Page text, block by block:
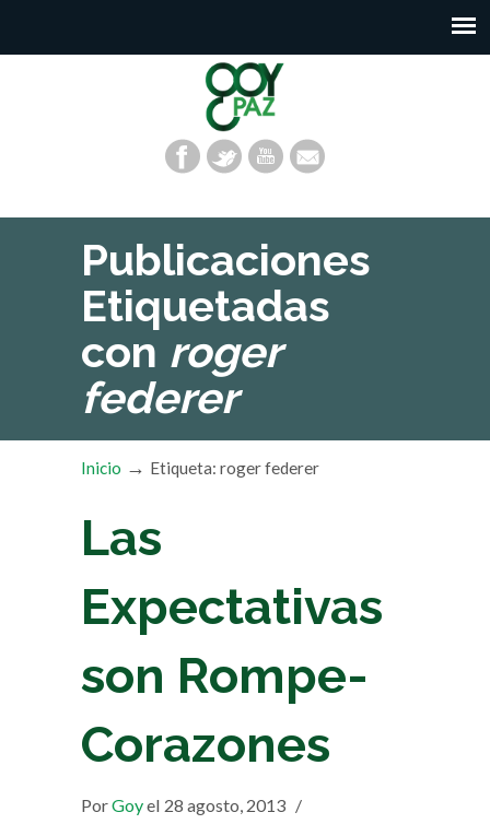
Publicaciones
Etiquetadas
con roger
federer
Inicio → Etiqueta: roger federer
Las
Expectativas
son Rompe-
Corazones
PorGoyel 28 agosto, 2013 /